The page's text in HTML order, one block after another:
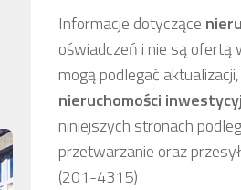
Informacje dotyczące
oświadczeń i nie są ofertą
mogą podlegać
nieruchomości
niniejszych stronach
przetwarzanie oraz
(201-4315)